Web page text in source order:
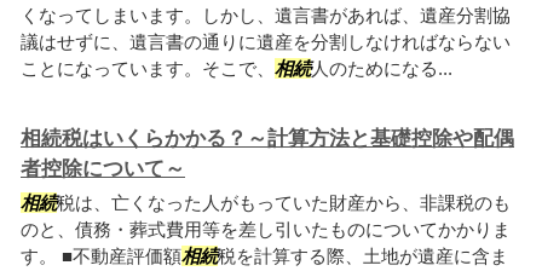
くなってしまいます。しかし、遺言書があれば、遺産分割協
議はせずに、遺言書の通りに遺産を分割しなければならない
ことになっています。そこで、 相続人のためになる...
相続税はいくらかかる？～計算方法と基礎控除や配偶
者控除について～
相続税は、亡くなった人がもっていた財産から、非課税のも
のと、債務・葬式費用等を差し引いたものについてかかりま
す。 ■不動産評価額相続税を計算する際、土地が遺産に含ま